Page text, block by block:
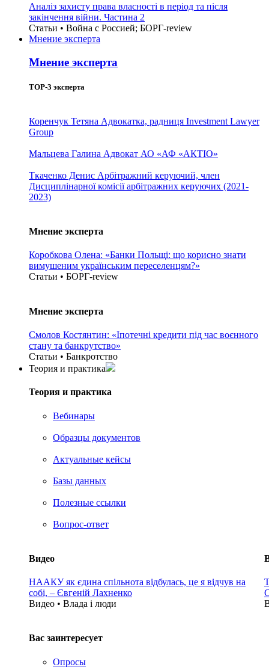
Аналіз захисту права власності в період та після
закінчення війни. Частина 2
Статьи • Война с Россией; БОРГ-review
Мнение эксперта
Мнение эксперта
TOP-3 эксперта
Коренчук Тетяна Адвокатка, радниця Investment Lawyer
Group
Мальцева Галина Адвокат АО «АФ «АКТІО»
Ткаченко Денис Арбітражний керуючий, член
Дисциплінарної комісії арбітражних керуючих (2021-
2023)
Мнение эксперта
Коробкова Олена: «Банки Польщі: що корисно знати
вимушеним українським переселенцям?»
Статьи • БОРГ-review
Мнение эксперта
Смолов Костянтин: «Іпотечні кредити під час воєнного
стану та банкрутство»
Статьи • Банкротство
Теория и практика
Теория и практика
Вебинары
Образцы документов
Актуальные кейсы
Базы данных
Полезные ссылки
Вопрос-ответ
Видео
НААКУ як єдина спільнота відбулась, це я відчув на
собі, – Євгеній Лахненко
Видео • Влада i люди
Вас заинтересует
Опросы